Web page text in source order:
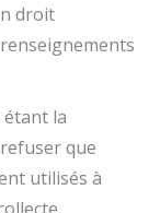
droit
étant la
que
utilisés à